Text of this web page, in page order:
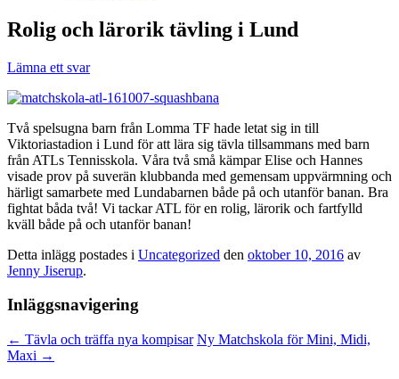
Rolig och lärorik tävling i Lund
Lämna ett svar
Två spelsugna barn från Lomma TF hade letat sig in till
Viktoriastadion i Lund för att lära sig tävla tillsammans med barn
från ATLs Tennisskola. Våra två små kämpar Elise och Hannes
visade prov på suverän klubbanda med gemensam uppvärmning och
härligt samarbete med Lundabarnen både på och utanför banan. Bra
fightat båda två! Vi tackar ATL för en rolig, lärorik och fartfylld
kväll både på och utanför banan!
Detta inlägg postades i Uncategorized den oktober 10, 2016 av
Jenny Jiserup.
Inläggsnavigering
← Tävla och träffa nya kompisar Ny Matchskola för Mini, Midi,
Maxi →